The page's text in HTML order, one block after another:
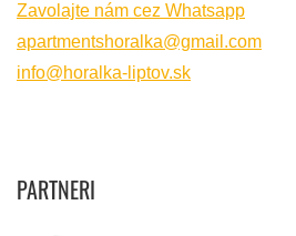
Zavolajte nám cez Whatsapp
apartmentshoralka@gmail.com
info@horalka-liptov.sk
PARTNERI